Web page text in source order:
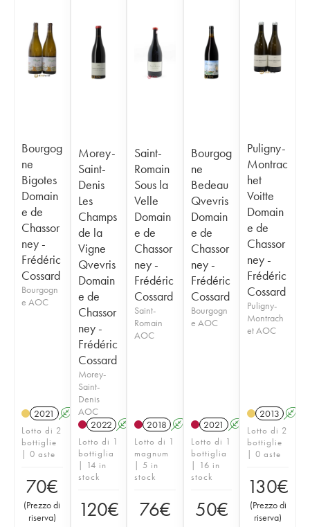
Bourgog
ne
Bigotes
Domain
e de
Chassor
ney -
Frédéric
Cossard
Bourgogn
e AOC
2021 A K
Lotto di 2
bottiglie
| 0 aste
70€
(Prezzo di
riserva)
Morey-
Saint-
Denis
Les
Champs
de la
Vigne
Qvevris
Domain
e de
Chassor
ney -
Frédéric
Cossard
Morey-
Saint-
Denis
AOC
2022 A K
Lotto di 1
bottiglia
| 14 in
stock
120€
Saint-
Romain
Sous la
Velle
Domain
e de
Chassor
ney -
Frédéric
Cossard
Saint-
Romain
AOC
2018 A K
Lotto di 1
magnum
| 5 in
stock
76€
Bourgog
ne
Bedeau
Qvevris
Domain
e de
Chassor
ney -
Frédéric
Cossard
Bourgogn
e AOC
2021 A K
Lotto di 1
bottiglia
| 16 in
stock
50€
Puligny-
Montrac
het
Voitte
Domain
e de
Chassor
ney -
Frédéric
Cossard
Puligny-
Montrach
et AOC
2013 A
Lotto di 2
bottiglie
| 0 aste
130€
(Prezzo di
riserva)